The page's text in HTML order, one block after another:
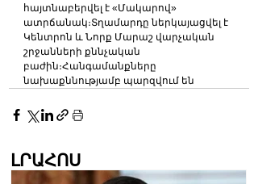
հայտնաբերվել է «Մակարով»
ատրճանակ։Տղամարդը ներկայացվել է
Կենտրոն և Նորք Մարաշ վարչական
շրջանների քննչական
բաժին։Հանգամանքները
նախաքննությամբ պարզվում են
ԼՐԱՀՈՍ